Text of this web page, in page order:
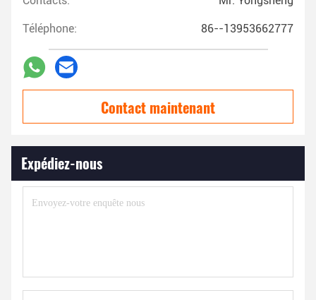
Téléphone: 86--13953662777
Contact maintenant
Expédiez-nous